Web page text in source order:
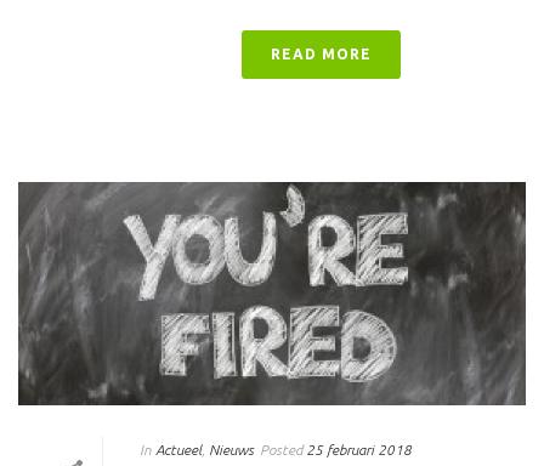
READ MORE
In Actueel, Nieuws Posted 25 februari 2018